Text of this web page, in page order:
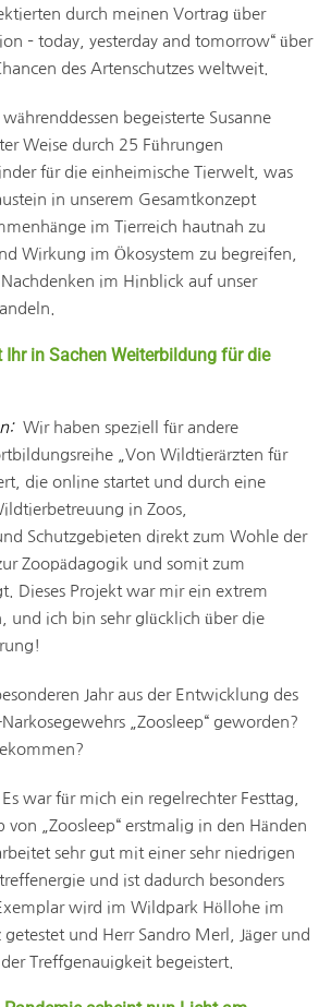
durch meinen Vortrag über
– today, yesterday and tomorrow“ über
des Artenschutzes weltweit.
begeisterte Susanne
Weise durch 25 Führungen
für die einheimische Tierwelt, was
in unserem Gesamtkonzept
im Tierreich hautnah zu
Wirkung im Ökosystem zu begreifen,
im Hinblick auf unser
Ihr in Sachen Weiterbildung für die
Wir haben speziell für andere
„Von Wildtierärzten für
die online startet und durch eine
in Zoos,
Schutzgebieten direkt zum Wohle der
Zoopädagogik und somit zum
Dieses Projekt war mir ein extrem
und ich bin sehr glücklich über die
Jahr aus der Entwicklung des
„Zoosleep“ geworden?
Es war für mich ein regelrechter Festtag,
von „Zoosleep“ erstmalig in den Händen
sehr gut mit einer sehr niedrigen
und ist dadurch besonders
wird im Wildpark Höllohe im
getestet und Herr Sandro Merl, Jäger und
Treffgenauigkeit begeistert.